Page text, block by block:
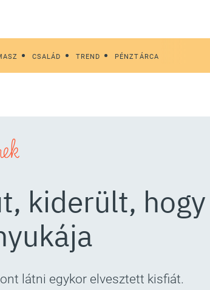
CSALÁD TREND PÉNZTÁRCA
kiderült,
látni egykor elvesztett kisfiát.